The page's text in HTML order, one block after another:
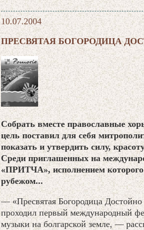
10.07.2004
ПРЕСВЯТАЯ БОГОРОДИЦА
Собрать вместе православные
цель поставил для себя
показать и утвердить силу,
Среди приглашенных на
«ПРИТЧА», исполнением которого
рубежом...
— «Пресвятая Богородица
проходил первый международный
музыки на болгарской земле, —